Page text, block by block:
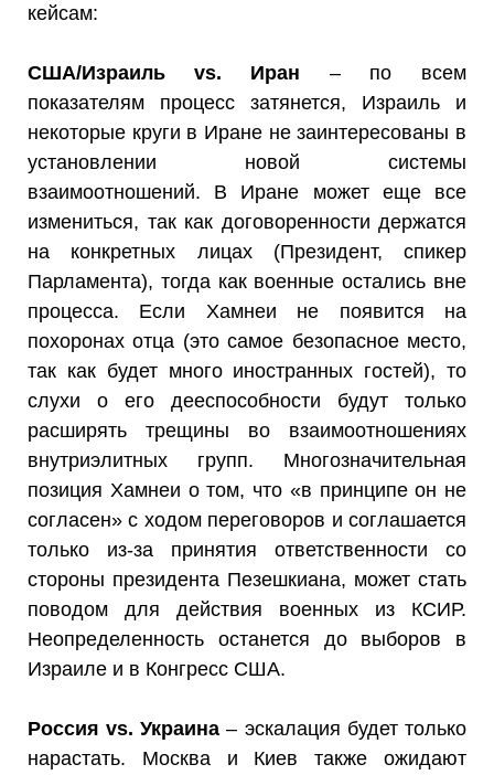
кейсам:
США/Израиль vs. Иран – по всем
показателям процесс затянется, Израиль и
некоторые круги в Иране не заинтересованы в
установлении новой системы
взаимоотношений. В Иране может еще все
измениться, так как договоренности держатся
на конкретных лицах (Президент, спикер
Парламента), тогда как военные остались вне
процесса. Если Хамнеи не появится на
похоронах отца (это самое безопасное место,
так как будет много иностранных гостей), то
слухи о его дееспособности будут только
расширять трещины во взаимоотношениях
внутриэлитных групп. Многозначительная
позиция Хамнеи о том, что «в принципе он не
согласен» с ходом переговоров и соглашается
только из-за принятия ответственности со
стороны президента Пезешкиана, может стать
поводом для действия военных из КСИР.
Неопределенность останется до выборов в
Израиле и в Конгресс США.
Россия vs. Украина – эскалация будет только
нарастать. Москва и Киев также ожидают